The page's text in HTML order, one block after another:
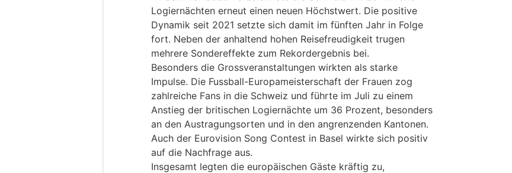
Logiernächten erneut einen neuen Höchstwert. Die positive
Dynamik seit 2021 setzte sich damit im fünften Jahr in Folge
fort. Neben der anhaltend hohen Reisefreudigkeit trugen
mehrere Sondereffekte zum Rekordergebnis bei.
Besonders die Grossveranstaltungen wirkten als starke
Impulse. Die Fussball-Europameisterschaft der Frauen zog
zahlreiche Fans in die Schweiz und führte im Juli zu einem
Anstieg der britischen Logiernächte um 36 Prozent, besonders
an den Austragungsorten und in den angrenzenden Kantonen.
Auch der Eurovision Song Contest in Basel wirkte sich positiv
auf die Nachfrage aus.
Insgesamt legten die europäischen Gäste kräftig zu,